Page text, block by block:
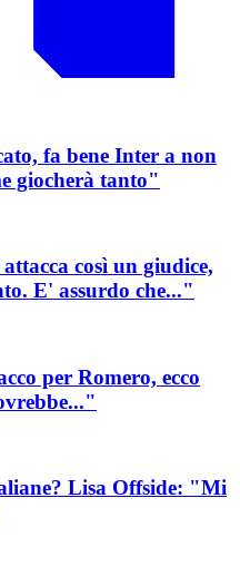
fa bene Inter a non
giocherà tanto"
così un giudice,
E' assurdo che..."
per Romero, ecco
Lisa Offside: "Mi